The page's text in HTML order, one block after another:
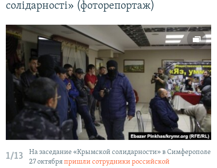
солідарності» (фоторепортаж)
1/13
На заседание «Крымской солидарности» в Симферополе
27 октября пришли сотрудники российской